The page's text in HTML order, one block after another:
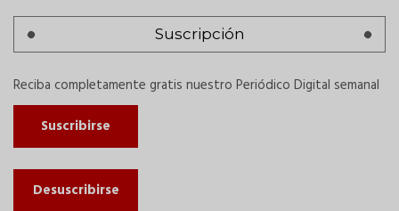
Suscripción
Reciba completamente gratis nuestro Periódico Digital semanal
Suscribirse
Desuscribirse